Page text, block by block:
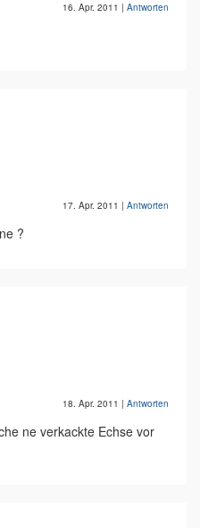
16. Apr. 2011 | Antworten
17. Apr. 2011 | Antworten
?
18. Apr. 2011 | Antworten
ne verkackte Echse vor